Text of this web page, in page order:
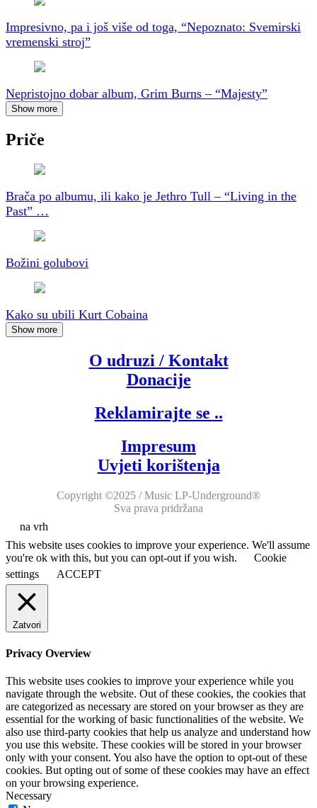
Impresivno, pa i još više od toga, “Nepoznato: Svemirski
vremenski stroj”
Nepristojno dobar album, Grim Burns – “Majesty”
Show more
Priče
Brača po albumu, ili kako je Jethro Tull – “Living in the
Past” …
Božini golubovi
Kako su ubili Kurt Cobaina
Show more
O udruzi / Kontakt
Donacije
Reklamirajte se ..
Impresum
Uvjeti korištenja
Copyright ©2025 / Music LP-Underground®
Sva prava pridržana
na vrh
This website uses cookies to improve your experience. We'll assume
you're ok with this, but you can opt-out if you wish.
Cookie
settings
ACCEPT
Zatvori
Privacy Overview
This website uses cookies to improve your experience while you
navigate through the website. Out of these cookies, the cookies that
are categorized as necessary are stored on your browser as they are
essential for the working of basic functionalities of the website. We
also use third-party cookies that help us analyze and understand how
you use this website. These cookies will be stored in your browser
only with your consent. You also have the option to opt-out of these
cookies. But opting out of some of these cookies may have an effect
on your browsing experience.
Necessary